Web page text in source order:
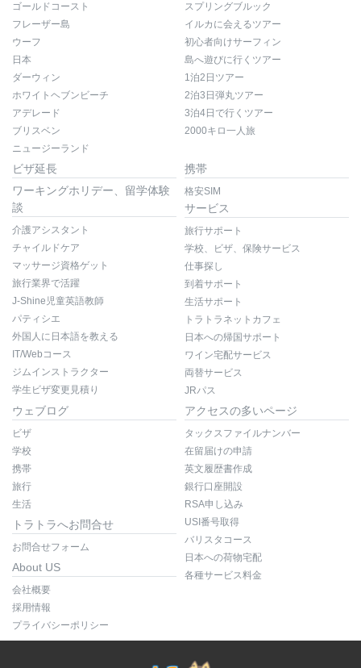
ゴールドコースト
フレーザー島
ウーフ
日本
ダーウィン
ホワイトヘブンビーチ
アデレード
ブリスベン
ニュージーランド
スプリングブルック
イルカに会えるツアー
初心者向けサーフィン
島へ遊びに行くツアー
1泊2日ツアー
2泊3日弾丸ツアー
3泊4日で行くツアー
2000キロ一人旅
ビザ延長
ワーキングホリデー、留学体験
談
介護アシスタント
チャイルドケア
マッサージ資格ゲット
旅行業界で活躍
J-Shine児童英語教師
パティシエ
外国人に日本語を教える
IT/Webコース
ジムインストラクター
学生ビザ変更見積り
携帯
格安SIM
サービス
旅行サポート
学校、ビザ、保険サービス
仕事探し
到着サポート
生活サポート
トラトラネットカフェ
日本への帰国サポート
ワイン宅配サービス
両替サービス
JRパス
ウェブログ
ビザ
学校
携帯
旅行
生活
トラトラへお問合せ
お問合せフォーム
About US
会社概要
採用情報
プライバシーポリシー
アクセスの多いページ
タックスファイルナンバー
在留届けの申請
英文履歴書作成
銀行口座開設
RSA申し込み
USI番号取得
バリスタコース
日本への荷物宅配
各種サービス料金